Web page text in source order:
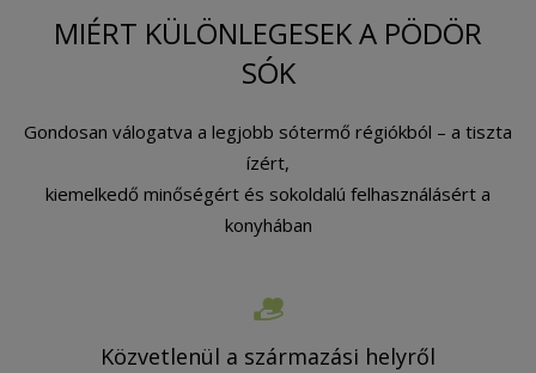
MIÉRT KÜLÖNLEGESEK A PÖDÖR
SÓK
Gondosan válogatva a legjobb sótermő régiókból – a tiszta
ízért,
kiemelkedő minőségért és sokoldalú felhasználásért a
konyhában
Közvetlenül a származási helyről